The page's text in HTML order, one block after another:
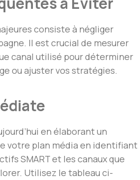
consiste à négliger
Il est crucial de mesurer
canal utilisé pour déterminer
ou ajuster vos stratégies.
en élaborant un
votre plan média en identifiant
SMART et les canaux que
Utilisez le tableau ci-